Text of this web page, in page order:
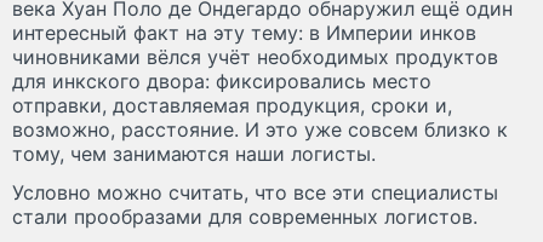
века Хуан Поло де Ондегардо обнаружил ещё один
интересный факт на эту тему: в Империи инков
чиновниками вёлся учёт необходимых продуктов
для инкского двора: фиксировались место
отправки, доставляемая продукция, сроки и,
возможно, расстояние. И это уже совсем близко к
тому, чем занимаются наши логисты.
Условно можно считать, что все эти специалисты
стали прообразами для современных логистов.